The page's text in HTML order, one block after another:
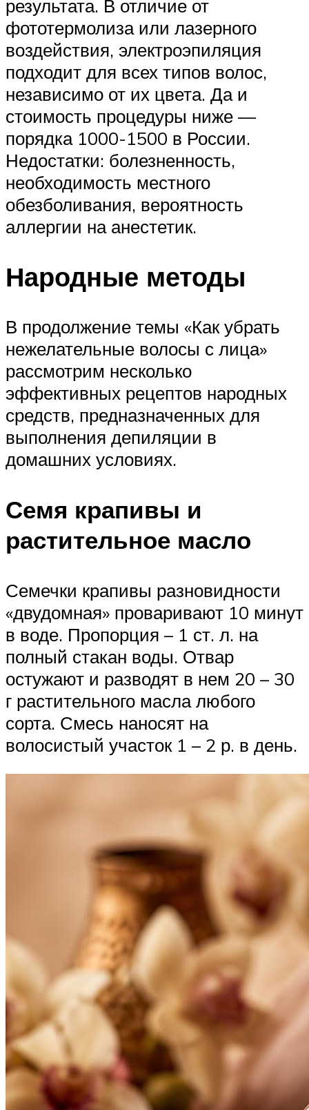
результата. В отличие от
фототермолиза или лазерного
воздействия, электроэпиляция
подходит для всех типов волос,
независимо от их цвета. Да и
стоимость процедуры ниже —
порядка 1000-1500 в России.
Недостатки: болезненность,
необходимость местного
обезболивания, вероятность
аллергии на анестетик.
Народные методы
В продолжение темы «Как убрать
нежелательные волосы с лица»
рассмотрим несколько
эффективных рецептов народных
средств, предназначенных для
выполнения депиляции в
домашних условиях.
Семя крапивы и
растительное масло
Семечки крапивы разновидности
«двудомная» проваривают 10 минут
в воде. Пропорция – 1 ст. л. на
полный стакан воды. Отвар
остужают и разводят в нем 20 – 30
г растительного масла любого
сорта. Смесь наносят на
волосистый участок 1 – 2 р. в день.